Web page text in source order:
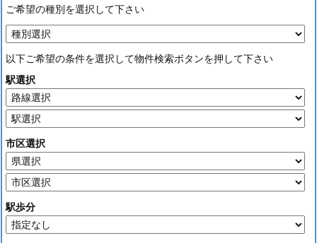
ご希望の種別を選択して下さい
以下ご希望の条件を選択して物件検索ボタンを押して下さい
駅選択
市区選択
駅歩分